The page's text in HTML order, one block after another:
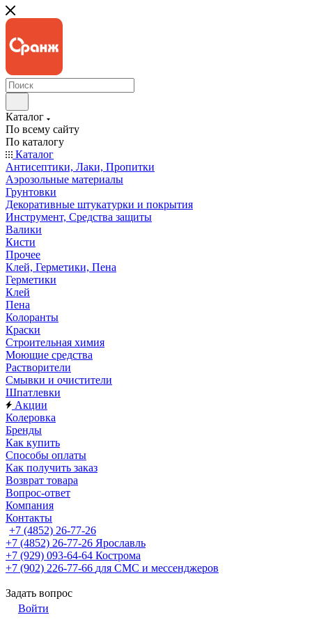
Каталог
По всему сайту
По каталогу
Каталог
Антисептики, Лаки, Пропитки
Аэрозольные материалы
Грунтовки
Декоративные штукатурки и покрытия
Инструмент, Средства защиты
Валики
Кисти
Прочее
Клей, Герметики, Пена
Герметики
Клей
Пена
Колоранты
Краски
Строительная химия
Моющие средства
Растворители
Смывки и очистители
Шпатлевки
Акции
Колеровка
Бренды
Как купить
Способы оплаты
Как получить заказ
Возврат товара
Вопрос-ответ
Компания
Контакты
+7 (4852) 26-77-26
+7 (4852) 26-77-26 Ярославль
+7 (929) 093-64-64 Кострома
+7 (902) 226-77-66 для СМС и мессенджеров
Задать вопрос
Войти